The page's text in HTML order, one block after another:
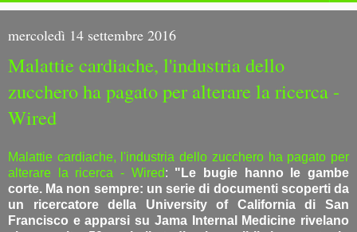
mercoledì 14 settembre 2016
Malattie cardiache, l'industria dello
zucchero ha pagato per alterare la ricerca -
Wired
Malattie cardiache, l'industria dello zucchero ha pagato per
alterare la ricerca - Wired: "Le bugie hanno le gambe
corte. Ma non sempre: un serie di documenti scoperti da
un ricercatore della University of California di San
Francisco e apparsi su Jama Internal Medicine rivelano